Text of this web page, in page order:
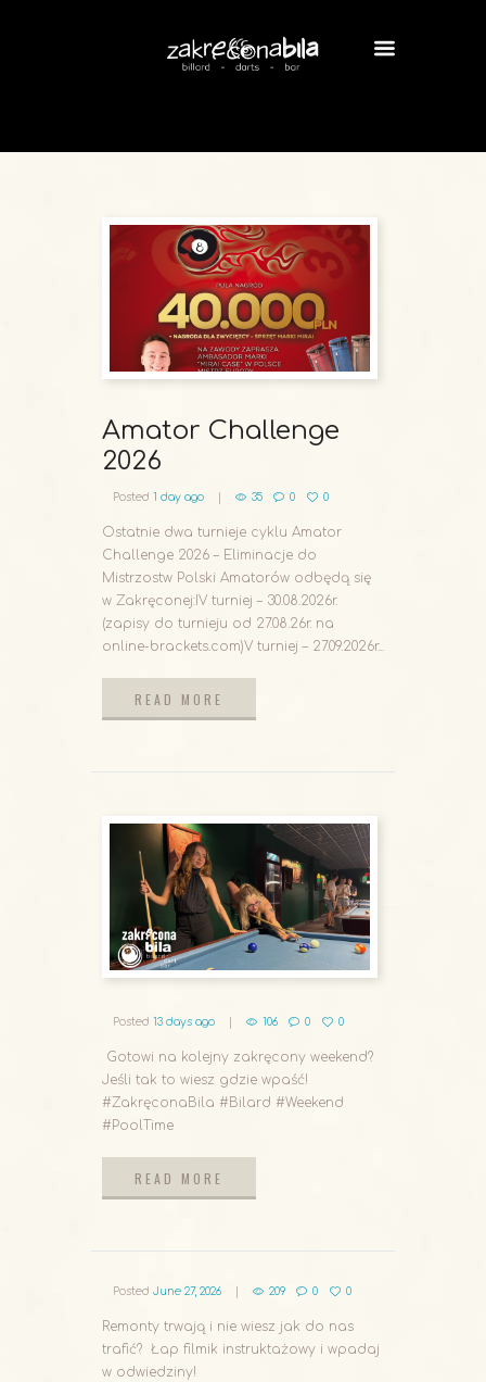
Amator Challenge
2026
Posted 1 day ago 35 0 0
Ostatnie dwa turnieje cyklu Amator
Challenge 2026 – Eliminacje do
Mistrzostw Polski Amatorów odbędą się
w Zakręconej:IV turniej – 30.08.2026r.
(zapisy do turnieju od 27.08.26r. na
online-brackets.com)V turniej – 27.09.2026r...
READ MORE
Posted 13 days ago 106 0 0
Gotowi na kolejny zakręcony weekend?
Jeśli tak to wiesz gdzie wpaść!
#ZakręconaBila #Bilard #Weekend
#PoolTime
READ MORE
Posted June 27, 2026 209 0 0
Remonty trwają i nie wiesz jak do nas
trafić? Łap filmik instruktażowy i wpadaj
w odwiedziny!